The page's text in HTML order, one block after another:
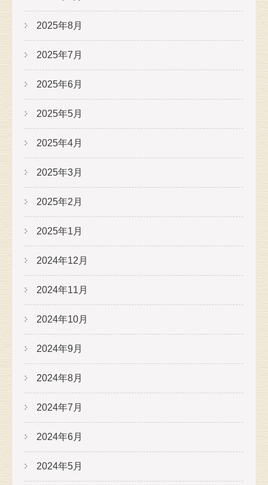
2025年8月
2025年7月
2025年6月
2025年5月
2025年4月
2025年3月
2025年2月
2025年1月
2024年12月
2024年11月
2024年10月
2024年9月
2024年8月
2024年7月
2024年6月
2024年5月